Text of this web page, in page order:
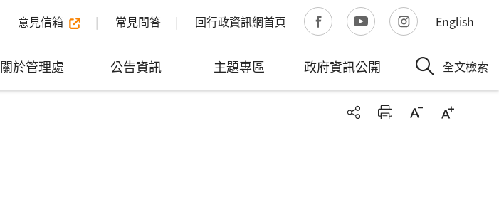
意見信箱 常見問答 回行政資訊網首頁 English
關於管理處 公告資訊 主題專區 政府資訊公開 全文檢索